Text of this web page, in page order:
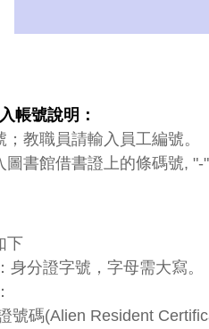
帳號說明：
教職員請輸入員工編號。
書館借書證上的條碼號, "-"
下
身分證字號，字母需大寫。
號碼(Alien Resident